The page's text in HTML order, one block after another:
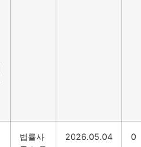
법률사
2026.05.04 0